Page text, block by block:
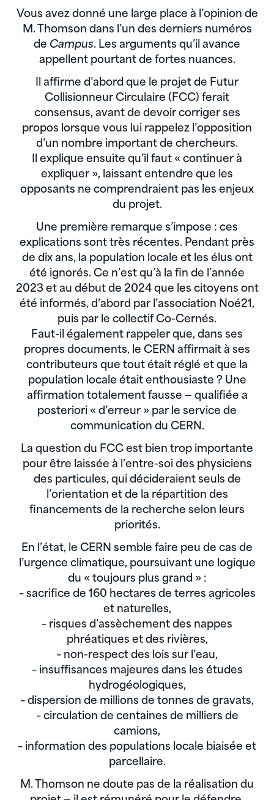
Vous avez donné une large place à l’opinion de
M. Thomson dans l’un des derniers numéros
de Campus. Les arguments qu’il avance
appellent pourtant de fortes nuances.
Il affirme d’abord que le projet de Futur
Collisionneur Circulaire (FCC) ferait
consensus, avant de devoir corriger ses
propos lorsque vous lui rappelez l’opposition
d’un nombre important de chercheurs.
Il explique ensuite qu’il faut « continuer à
expliquer », laissant entendre que les
opposants ne comprendraient pas les enjeux
du projet.
Une première remarque s’impose : ces
explications sont très récentes. Pendant près
de dix ans, la population locale et les élus ont
été ignorés. Ce n’est qu’à la fin de l’année
2023 et au début de 2024 que les citoyens ont
été informés, d’abord par l’association Noé21,
puis par le collectif Co-Cernés.
Faut-il également rappeler que, dans ses
propres documents, le CERN affirmait à ses
contributeurs que tout était réglé et que la
population locale était enthousiaste ? Une
affirmation totalement fausse — qualifiée a
posteriori « d’erreur » par le service de
communication du CERN.
La question du FCC est bien trop importante
pour être laissée à l’entre-soi des physiciens
des particules, qui décideraient seuls de
l’orientation et de la répartition des
financements de la recherche selon leurs
priorités.
En l’état, le CERN semble faire peu de cas de
l’urgence climatique, poursuivant une logique
du « toujours plus grand » :
– sacrifice de 160 hectares de terres agricoles
et naturelles,
– risques d’assèchement des nappes
phréatiques et des rivières,
– non-respect des lois sur l’eau,
– insuffisances majeures dans les études
hydrogéologiques,
– dispersion de millions de tonnes de gravats,
– circulation de centaines de milliers de
camions,
– information des populations locale biaisée et
parcellaire.
M. Thomson ne doute pas de la réalisation du